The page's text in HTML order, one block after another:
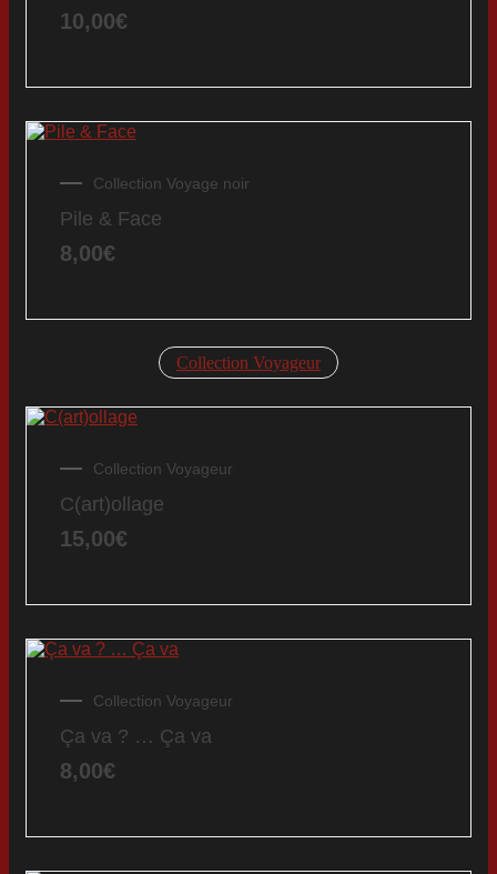
10,00€
Collection Voyage noir
Pile & Face
8,00€
Collection Voyageur
Collection Voyageur
C(art)ollage
15,00€
Collection Voyageur
Ça va ? … Ça va
8,00€